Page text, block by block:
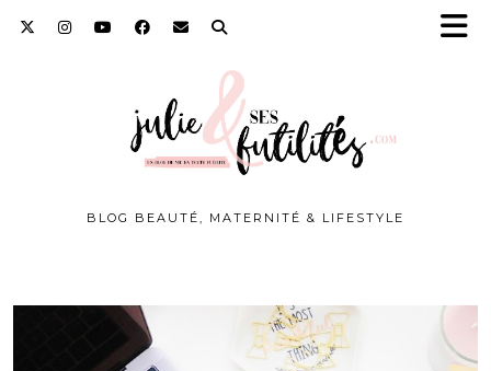
BLOG BEAUTÉ, MATERNITÉ & LIFESTYLE